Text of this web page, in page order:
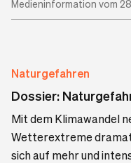
Medieninformation vom
Naturgefahren
Dossier:
Mit dem Klimawandel
Wetterextreme
sich auf mehr und